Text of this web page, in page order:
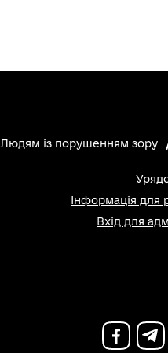
Людям із порушенням зору
Інформація для
Вхід для